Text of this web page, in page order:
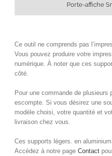
Porte-affiche
Ce outil ne comprends pas
Vous pouvez produire votre
numérique. À noter que ces
côté.
Pour une commande de
escompte. Si vous désirez une
modèle choisi, votre quantité et
livraison chez vous.
Ces supports légers. en
Accédez à notre page Contact